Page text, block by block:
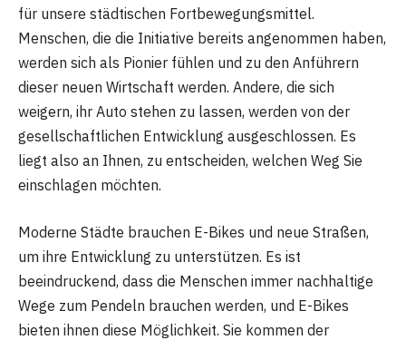
für unsere städtischen Fortbewegungsmittel.
Menschen, die die Initiative bereits angenommen haben,
werden sich als Pionier fühlen und zu den Anführern
dieser neuen Wirtschaft werden. Andere, die sich
weigern, ihr Auto stehen zu lassen, werden von der
gesellschaftlichen Entwicklung ausgeschlossen. Es
liegt also an Ihnen, zu entscheiden, welchen Weg Sie
einschlagen möchten.
Moderne Städte brauchen E-Bikes und neue Straßen,
um ihre Entwicklung zu unterstützen. Es ist
beeindruckend, dass die Menschen immer nachhaltige
Wege zum Pendeln brauchen werden, und E-Bikes
bieten ihnen diese Möglichkeit. Sie kommen der